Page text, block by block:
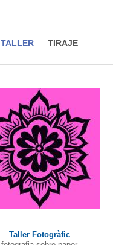
TALLER TIRAJE
Taller Fotogràfic